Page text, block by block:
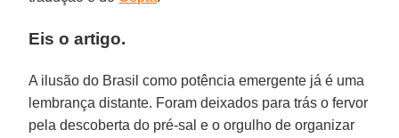
Eis o artigo.
A ilusão do Brasil como potência emergente já é uma
lembrança distante. Foram deixados para trás o fervor
pela descoberta do pré-sal e o orgulho de organizar